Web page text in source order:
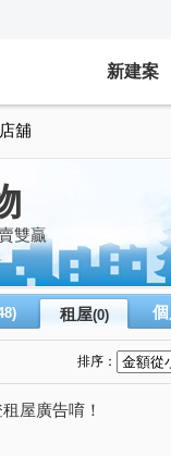
新建案
舖
雙贏
租屋(0)
排序：
屋廣告唷！